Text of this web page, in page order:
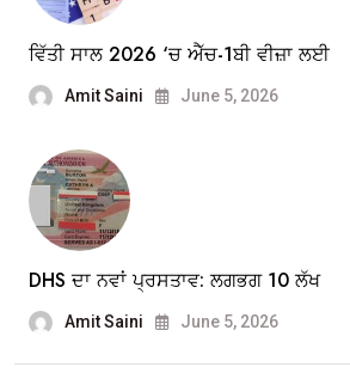
ਵਿੱਤੀ ਸਾਲ 2026 ‘ਚ ਐੱਚ-1ਬੀ ਵੀਜ਼ਾ ਲਈ
Amit Saini June 5, 2026
DHS ਦਾ ਨਵਾਂ ਪ੍ਰਸਤਾਵ: ਲਗਭਗ 10 ਲੱਖ
Amit Saini June 5, 2026